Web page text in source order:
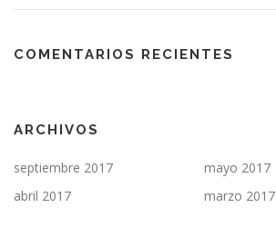
COMENTARIOS RECIENTES
ARCHIVOS
septiembre 2017
mayo 2017
abril 2017
marzo 2017